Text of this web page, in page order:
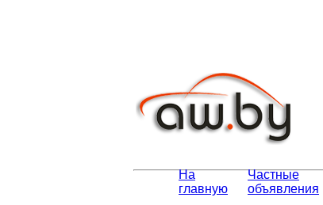
На
главную
Частные
объявления